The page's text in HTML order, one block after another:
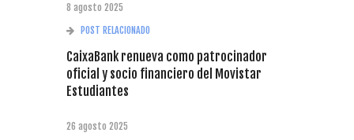
8 agosto 2025
POST RELACIONADO
CaixaBank renueva como patrocinador
oficial y socio financiero del Movistar
Estudiantes
26 agosto 2025